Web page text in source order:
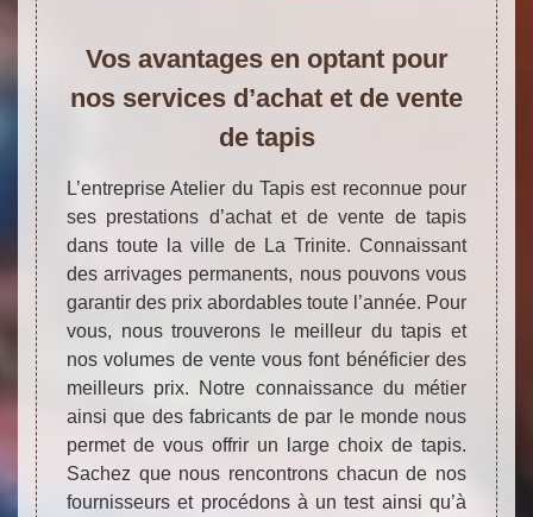
Vos avantages en optant pour
nos services d’achat et de vente
de tapis
L’entreprise Atelier du Tapis est reconnue pour
ses prestations d’achat et de vente de tapis
dans toute la ville de La Trinite. Connaissant
des arrivages permanents, nous pouvons vous
garantir des prix abordables toute l’année. Pour
vous, nous trouverons le meilleur du tapis et
nos volumes de vente vous font bénéficier des
meilleurs prix. Notre connaissance du métier
ainsi que des fabricants de par le monde nous
permet de vous offrir un large choix de tapis.
Sachez que nous rencontrons chacun de nos
fournisseurs et procédons à un test ainsi qu’à